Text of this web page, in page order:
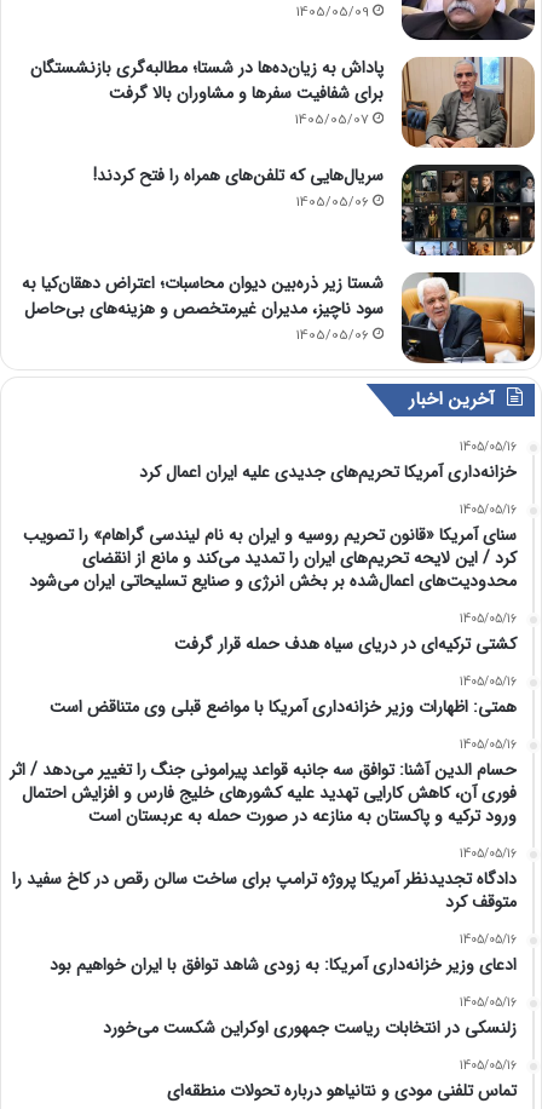
1405/05/09
پاداش به زیان‌ده‌ها در شستا؛ مطالبه‌گری بازنشستگان
برای شفافیت سفرها و مشاوران بالا گرفت
1405/05/07
سریال‌هایی که تلفن‌های همراه را فتح کردند!
1405/05/06
شستا زیر ذره‌بین دیوان محاسبات؛ اعتراض دهقان‌کیا به
سود ناچیز، مدیران غیرمتخصص و هزینه‌های بی‌حاصل
1405/05/06
آخرین اخبار
1405/05/16
خزانه‌داری آمریکا تحریم‌های جدیدی علیه ایران اعمال کرد
1405/05/16
سنای آمریکا «قانون تحریم روسیه و ایران به نام لیندسی گراهام» را تصویب
کرد / این لایحه تحریم‌های ایران را تمدید می‌کند و مانع از انقضای
محدودیت‌های اعمال‌شده بر بخش انرژی و صنایع تسلیحاتی ایران می‌شود
1405/05/16
کشتی ترکیه‌ای در دریای سیاه هدف حمله قرار گرفت
1405/05/16
همتی: اظهارات وزیر خزانه‌داری آمریکا با مواضع قبلی وی متناقض است
1405/05/16
حسام الدین آشنا: توافق سه جانبه قواعد پیرامونی جنگ را تغییر می‌دهد / اثر
فوری آن، کاهش کارایی تهدید علیه کشور‌های خلیج فارس و افزایش احتمال
ورود ترکیه و پاکستان به منازعه در صورت حمله به عربستان است
1405/05/16
دادگاه تجدیدنظر آمریکا پروژه ترامپ برای ساخت سالن رقص در کاخ سفید را
متوقف کرد
1405/05/16
ادعای وزیر خزانه‌داری آمریکا: به زودی شاهد توافق با ایران خواهیم بود
1405/05/16
زلنسکی در انتخابات ریاست جمهوری اوکراین شکست می‌خورد
1405/05/16
تماس تلفنی مودی و نتانیاهو درباره تحولات منطقه‌ای